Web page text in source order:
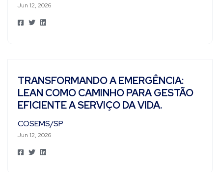
Jun 12, 2026
TRANSFORMANDO A EMERGÊNCIA:
LEAN COMO CAMINHO PARA GESTÃO
EFICIENTE A SERVIÇO DA VIDA.
COSEMS/SP
Jun 12, 2026